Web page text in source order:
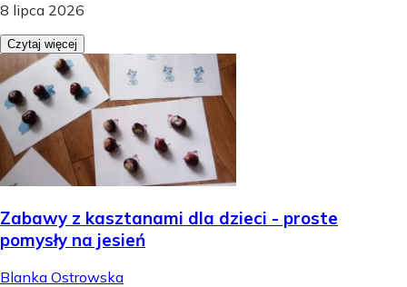
8 lipca 2026
Czytaj więcej
Zabawy z kasztanami dla dzieci - proste
pomysły na jesień
Blanka Ostrowska